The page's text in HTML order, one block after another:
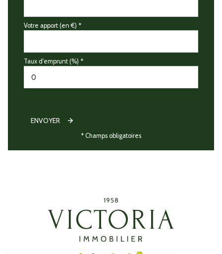
Votre apport (en €) *
Taux d'emprunt (%) *
ENVOYER
* Champs obligatoires